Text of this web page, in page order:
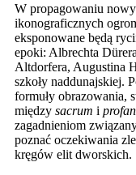
W propagowaniu
ikonograficznych
eksponowane będą
epoki: Albrechta
Altdorfera, Augustina
szkoły naddunajskiej.
formuły obrazowania,
między sacrum i
zagadnieniom
poznać oczekiwania
kręgów elit dworskich.